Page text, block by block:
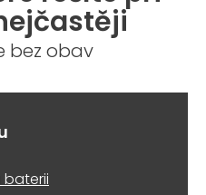
a
c
í
p
v
y
p
bez obav